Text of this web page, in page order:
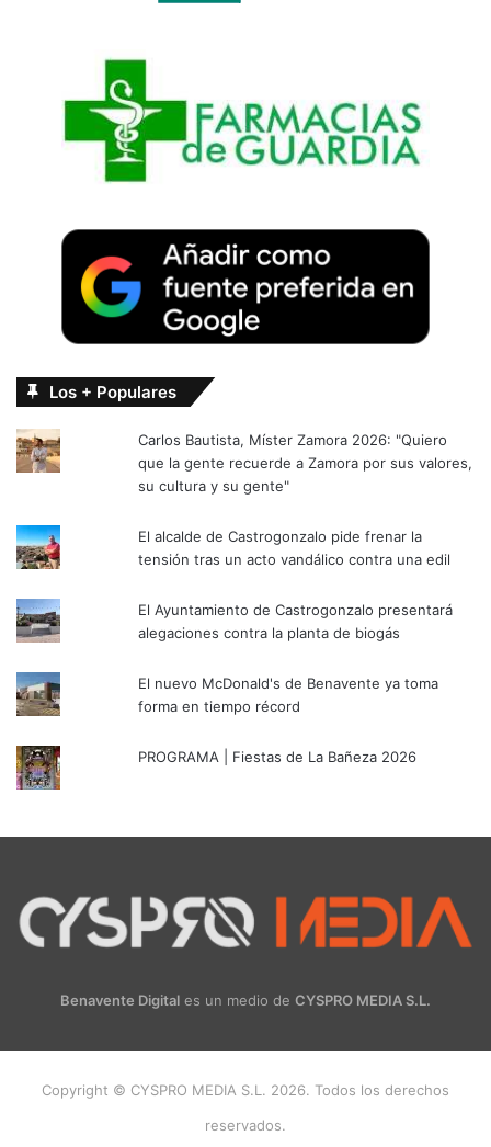
Los + Populares
Carlos Bautista, Míster Zamora 2026: "Quiero
que la gente recuerde a Zamora por sus valores,
su cultura y su gente"
El alcalde de Castrogonzalo pide frenar la
tensión tras un acto vandálico contra una edil
El Ayuntamiento de Castrogonzalo presentará
alegaciones contra la planta de biogás
El nuevo McDonald's de Benavente ya toma
forma en tiempo récord
PROGRAMA | Fiestas de La Bañeza 2026
Benavente Digital es un medio de CYSPRO MEDIA S.L.
Copyright © CYSPRO MEDIA S.L. 2026. Todos los derechos
reservados.